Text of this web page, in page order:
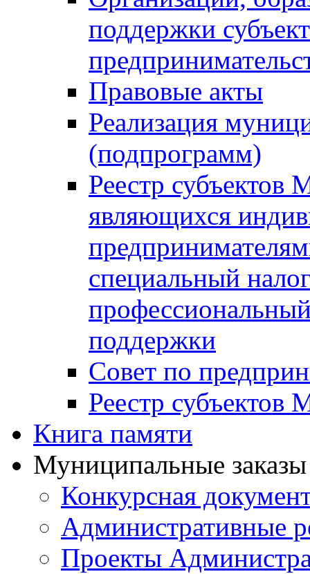
поддержки
Правовые акты
Реализация
(подпрограмм)
Реестр
являющихся
специальный
поддержки
Совет по
Реестр
Книга памяти
Муниципальные
Конкурсная
Административные
Проекты